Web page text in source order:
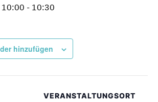
10:00 - 10:30
hinzufügen
VERANSTALTUNGSORT